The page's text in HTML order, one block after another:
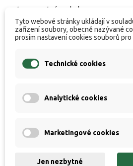
transportním obalem.
Specifikace:
• Vrhací zátěž: do 150 g
• Počet dílů: 3+3
• Počet oček: 14
• Korková rukojeť
Tyto webové stránky ukládají v
zařízení soubory, obecně nazývané
prosím nastavení cookies souborů
Technické cookies
Analytické cookies
Marketingové cookies
Jen nezbytné